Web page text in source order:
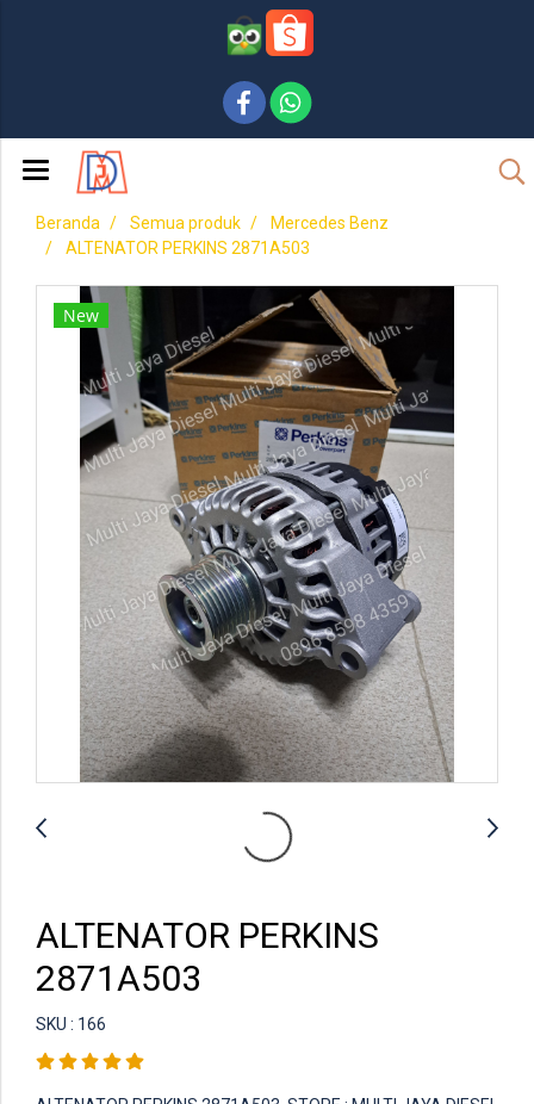
Beranda Semua produk
Mercedes Benz
ALTENATOR PERKINS 2871A503
New
ALTENATOR PERKINS
2871A503
SKU : 166